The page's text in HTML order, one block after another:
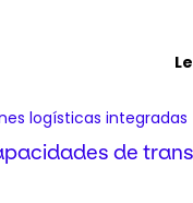
logísticas integradas
de